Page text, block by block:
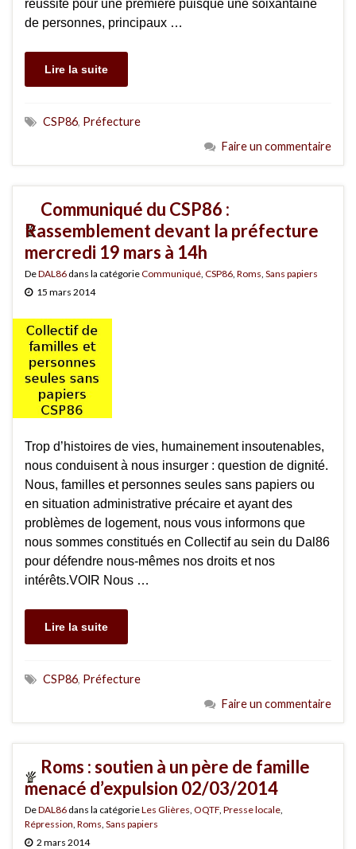
réussite pour une première puisque une soixantaine
de personnes, principaux …
Lire la suite
CSP86, Préfecture
Faire un commentaire
Communiqué du CSP86 :
Rassemblement devant la préfecture
mercredi 19 mars à 14h
DeDAL86 dans la catégorieCommuniqué, CSP86, Roms, Sans papiers
15 mars 2014
Trop d’histoires de vies, humainement insoutenables,
nous conduisent à nous insurger : question de dignité.
Nous, familles et personnes seules sans papiers ou
en situation administrative précaire et ayant des
problèmes de logement, nous vous informons que
nous sommes constitués en Collectif au sein du Dal86
pour défendre nous-mêmes nos droits et nos
intérêts.VOIR Nous …
Lire la suite
CSP86, Préfecture
Faire un commentaire
Roms : soutien à un père de famille
menacé d’expulsion 02/03/2014
DeDAL86 dans la catégorieLes Glières OQTF Presse locale
Répression Roms Sans papiers
2 mars 2014